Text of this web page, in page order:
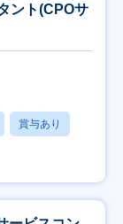
ント(CPOサ
賞与あり